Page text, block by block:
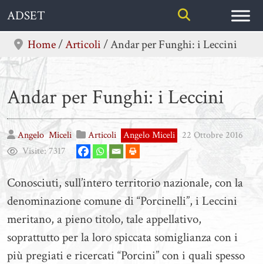
Skip
content
ADSET
Home/Articoli/Andar per Funghi: i Leccini
Andar per Funghi: i Leccini
Angelo Miceli Articoli Angelo Miceli
22 Ottobre 2016
Visite:7317
Conosciuti, sull’intero territorio nazionale, con la
denominazione comune di “Porcinelli”, i Leccini
meritano, a pieno titolo, tale appellativo,
soprattutto per la loro spiccata somiglianza con i
più pregiati e ricercati “Porcini” con i quali spesso